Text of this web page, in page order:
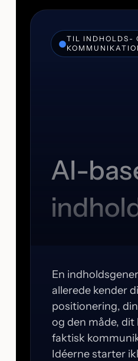
TIL INDHOLDS-
AI-
En
allerede kender
positionering,
og den måde,
faktisk
Idéerne starter